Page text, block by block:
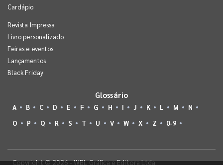
Cardápio
Revista Impressa
Livro personalizado
Feiras e eventos
Lançamentos
Black Friday
Glossário
A B C D E F G H I J K L M
N
O
P Q R S T U V W X Z 0-9
Copyright © 2026 - WBL Gráfica e Editora Ltda.